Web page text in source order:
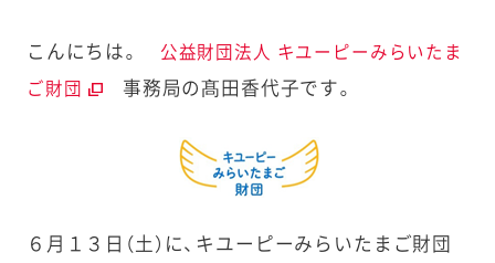
こんにちは。
公益財団法人 キユーピーみらいたま
ご財団
事務局の髙田香代子です。
６月１３日（土）に、キユーピーみらいたまご財団